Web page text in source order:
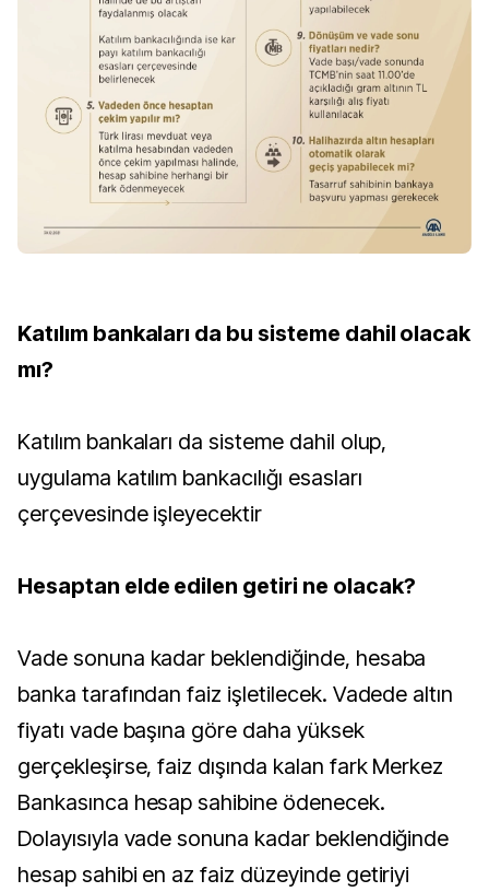
Katılım bankaları da bu sisteme dahil olacak
mı?
Katılım bankaları da sisteme dahil olup,
uygulama katılım bankacılığı esasları
çerçevesinde işleyecektir
Hesaptan elde edilen getiri ne olacak?
Vade sonuna kadar beklendiğinde, hesaba
banka tarafından faiz işletilecek. Vadede altın
fiyatı vade başına göre daha yüksek
gerçekleşirse, faiz dışında kalan fark Merkez
Bankasınca hesap sahibine ödenecek.
Dolayısıyla vade sonuna kadar beklendiğinde
hesap sahibi en az faiz düzeyinde getiriyi